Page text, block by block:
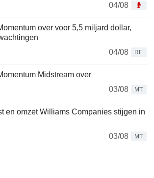
04/08
over voor 5,5 miljard dollar,
04/08
RE
Midstream over
03/08
MT
en omzet Williams Companies stijgen in
03/08
MT